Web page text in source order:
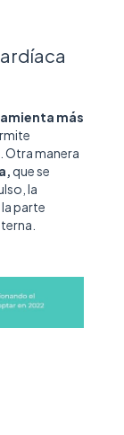
más
Otra manera
que se
la
parte